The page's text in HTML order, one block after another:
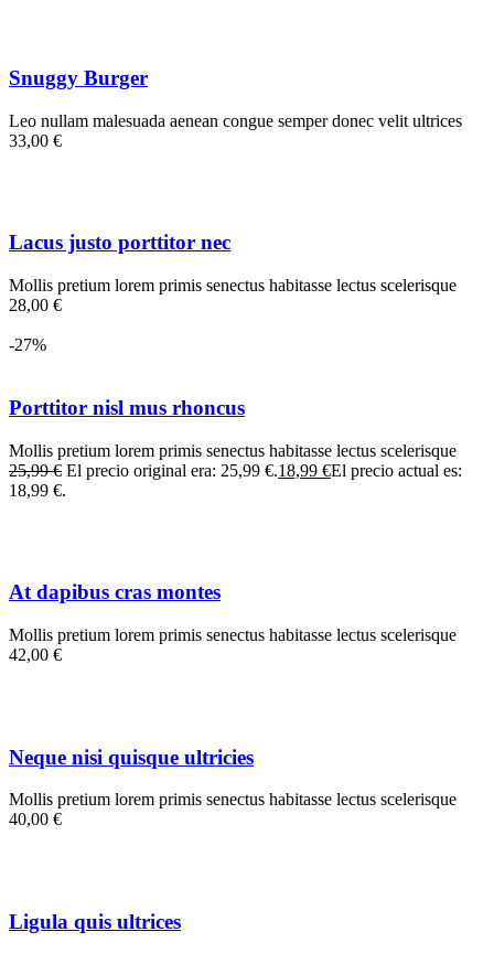
Snuggy Burger
Leo nullam malesuada aenean congue semper donec velit ultrices
33,00 €
Lacus justo porttitor nec
Mollis pretium lorem primis senectus habitasse lectus scelerisque
28,00 €
-27%
Porttitor nisl mus rhoncus
Mollis pretium lorem primis senectus habitasse lectus scelerisque
25,99 € El precio original era: 25,99 €.18,99 €El precio actual es:
18,99 €.
At dapibus cras montes
Mollis pretium lorem primis senectus habitasse lectus scelerisque
42,00 €
Neque nisi quisque ultricies
Mollis pretium lorem primis senectus habitasse lectus scelerisque
40,00 €
Ligula quis ultrices